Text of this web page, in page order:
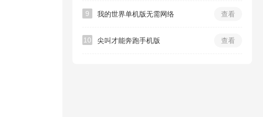
9 我的世界单机版无需网络 查看
10 尖叫才能奔跑手机版 查看